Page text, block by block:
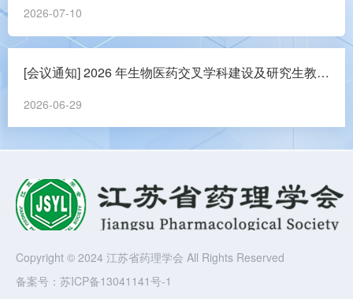
2026-07-10
[会议通知] 2026 年生物医药交叉学科建设及研究生教育高质量发展研讨会
2026-06-29
Copyright © 2024 江苏省药理学会 All Rights Reserved
备案号： 苏ICP备13041141号-1